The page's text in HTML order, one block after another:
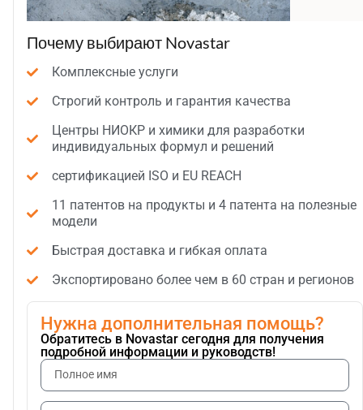
Почему выбирают Novastar
Комплексные услуги
Строгий контроль и гарантия качества
Центры НИОКР и химики для разработки
индивидуальных формул и решений
сертификацией ISO и EU REACH
11 патентов на продукты и 4 патента на полезные
модели
Быстрая доставка и гибкая оплата
Экспортировано более чем в 60 стран и регионов
Нужна дополнительная помощь?
Обратитесь в Novastar сегодня для получения
подробной информации и руководств!